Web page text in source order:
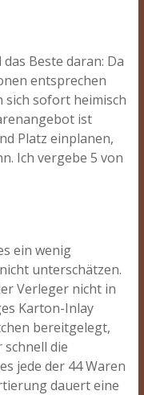
Beste daran: Da
entsprechen
sich sofort heimisch
ist
Platz einplanen,
Ich vergebe 5 von
ein wenig
unterschätzen.
Verleger nicht in
Karton-Inlay
bereitgelegt,
die
jede der 44 Waren
dauert eine